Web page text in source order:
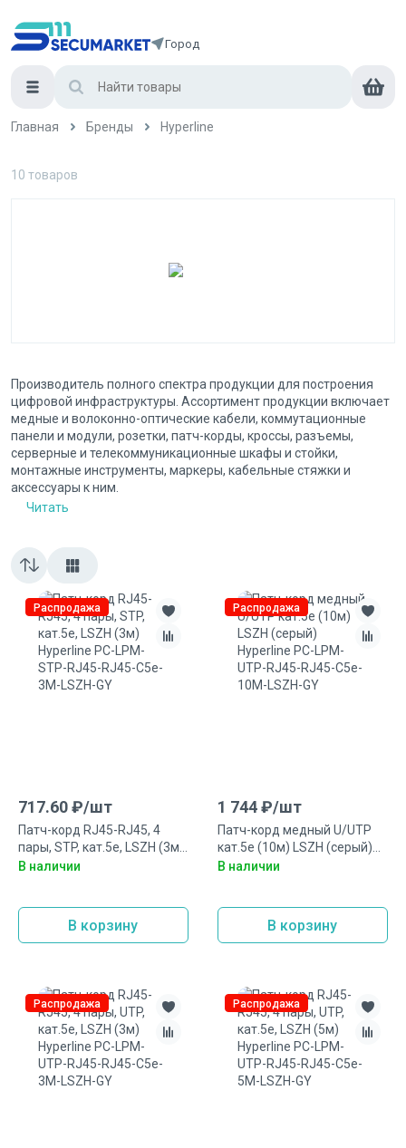
Город
Главная Бренды Hyperline
10 товаров
Производитель полного спектра продукции для построения
цифровой инфраструктуры. Ассортимент продукции включает
медные и волоконно-оптические кабели, коммутационные
панели и модули, розетки, патч-корды, кроссы, разъемы,
серверные и телекоммуникационные шкафы и стойки,
монтажные инструменты, маркеры, кабельные стяжки и
аксессуары к ним.
Читать
Распродажа
717.60₽/шт
Патч-корд RJ45-RJ45, 4
пары, STP, кат.5е, LSZH (3м)
Hyperline PC-LPM-STP-RJ45-
В наличии
В корзину
Распродажа
1 744₽/шт
Патч-корд медный U/UTP
кат.5е (10м) LSZH (серый)
Hyperline PC-LPM-UTP-RJ45-
В наличии
В корзину
Распродажа Распродажа